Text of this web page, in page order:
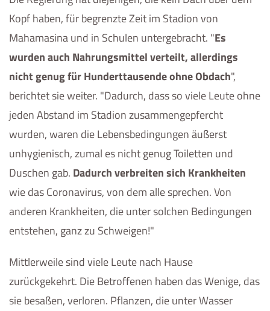
Kopf haben, für begrenzte Zeit im Stadion von
Mahamasina und in Schulen untergebracht. "Es
wurden auch Nahrungsmittel verteilt, allerdings
nicht genug für Hunderttausende ohne Obdach",
berichtet sie weiter. "Dadurch, dass so viele Leute ohne
jeden Abstand im Stadion zusammengepfercht
wurden, waren die Lebensbedingungen äußerst
unhygienisch, zumal es nicht genug Toiletten und
Duschen gab. Dadurch verbreiten sich Krankheiten
wie das Coronavirus, von dem alle sprechen. Von
anderen Krankheiten, die unter solchen Bedingungen
entstehen, ganz zu Schweigen!"
Mittlerweile sind viele Leute nach Hause
zurückgekehrt. Die Betroffenen haben das Wenige, das
sie besaßen, verloren. Pflanzen, die unter Wasser